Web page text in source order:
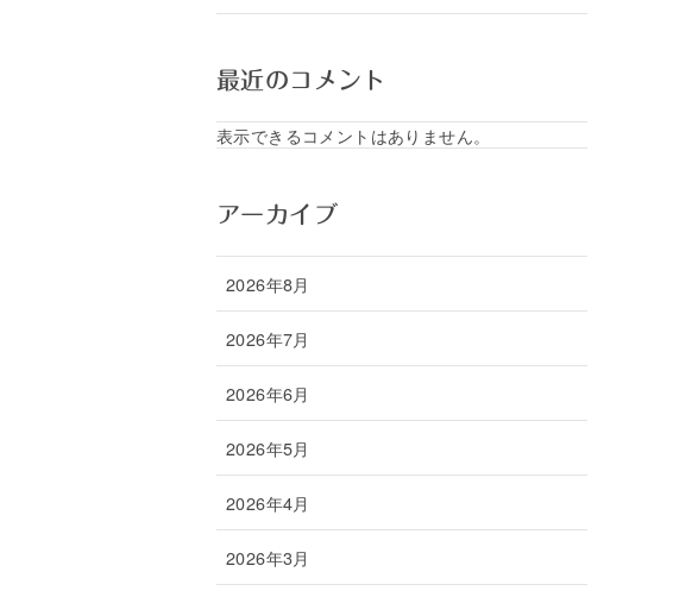
最近のコメント
表示できるコメントはありません。
アーカイブ
2026年8月
2026年7月
2026年6月
2026年5月
2026年4月
2026年3月